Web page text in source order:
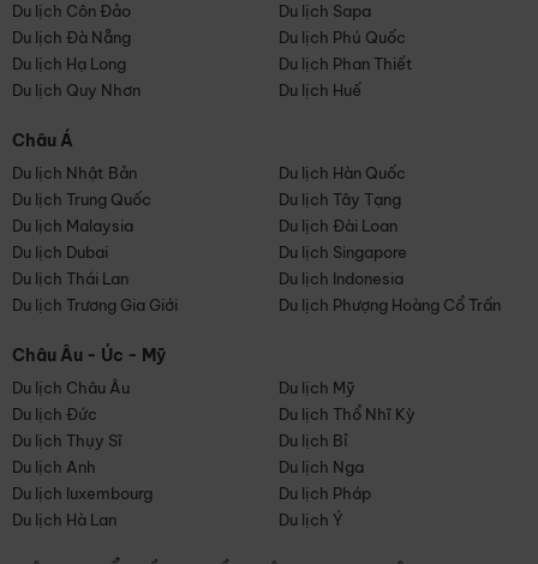
Du lịch Côn Đảo
Du lịch Sapa
Du lịch Đà Nẵng
Du lịch Phú Quốc
Du lịch Hạ Long
Du lịch Phan Thiết
Du lịch Quy Nhơn
Du lịch Huế
Châu Á
Du lịch Nhật Bản
Du lịch Hàn Quốc
Du lịch Trung Quốc
Du lịch Tây Tạng
Du lịch Malaysia
Du lịch Đài Loan
Du lịch Dubai
Du lịch Singapore
Du lịch Thái Lan
Du lịch Indonesia
Du lịch Trương Gia Giới
Du lịch Phượng Hoàng Cổ Trấn
Châu Âu - Úc - Mỹ
Du lịch Châu Âu
Du lịch Mỹ
Du lịch Đức
Du lịch Thổ Nhĩ Kỳ
Du lịch Thụy Sĩ
Du lịch Bỉ
Du lịch Anh
Du lịch Nga
Du lịch luxembourg
Du lịch Pháp
Du lịch Hà Lan
Du lịch Ý